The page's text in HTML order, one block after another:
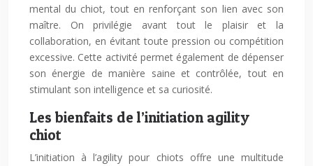
mental du chiot, tout en renforçant son lien avec son
maître. On privilégie avant tout le plaisir et la
collaboration, en évitant toute pression ou compétition
excessive. Cette activité permet également de dépenser
son énergie de manière saine et contrôlée, tout en
stimulant son intelligence et sa curiosité.
Les bienfaits de l’initiation agility
chiot
L’initiation à l’agility pour chiots offre une multitude